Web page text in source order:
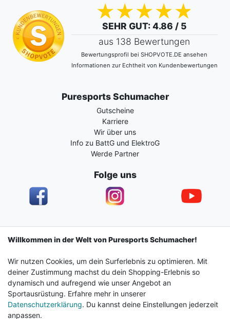
SEHR GUT: 4.86 / 5
aus 138 Bewertungen
Bewertungsprofil bei SHOPVOTE.DE ansehen
Informationen zur Echtheit von Kundenbewertungen
Puresports Schumacher
Gutscheine
Karriere
Wir über uns
Info zu BattG und ElektroG
Werde Partner
Folge uns
Impressum Daten­schutz­erklärung AGB
Barrierefreiheitserklärung Widerrufs­recht
Vertrag widerrufen Kontakt
Willkommen in der Welt von Puresports Schumacher!
Wir nutzen Cookies, um dein Surferlebnis zu optimieren. Mit
deiner Zustimmung machst du dein Shopping-Erlebnis so
dynamisch und aufregend wie unser Angebot an
Sportausrüstung. Erfahre mehr in unserer
Datenschutzerklärung. Du kannst deine Einstellungen jederzeit
anpassen.